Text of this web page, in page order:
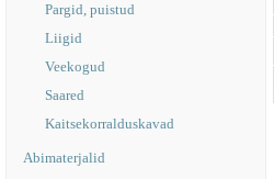
Pargid, puistud
Liigid
Veekogud
Saared
Kaitsekorralduskavad
Abimaterjalid